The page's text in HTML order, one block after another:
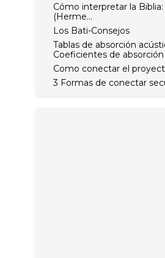
Cómo interpretar la
(Herme...
Los Bati-Consejos
Tablas de absorción
Coeficientes de absorción
Como conectar el
3 Formas de conectar